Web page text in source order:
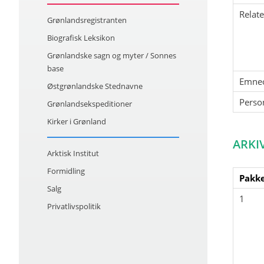
Grønlandsregistranten
Biografisk Leksikon
Grønlandske sagn og myter / Sonnes
base
Østgrønlandske Stednavne
Grønlandsekspeditioner
Kirker i Grønland
Arktisk Institut
Formidling
Salg
Privatlivspolitik
1